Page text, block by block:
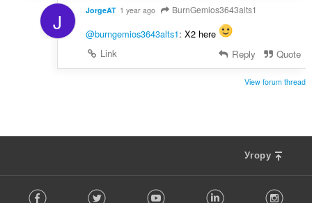
J JorgeAT 1 year ago BurnGemios3643alts1
@burngemios3643alts1: X2 here
Link
Reply Quote
View forum thread
Угору
o Facebook Twitter Youtube LinkedIn